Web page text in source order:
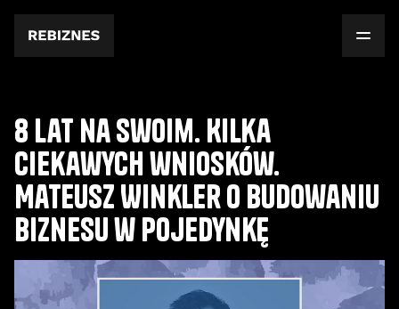
8 lat na swoim. Kilka
ciekawych wniosków.
Mateusz Winkler o budowaniu
biznesu w pojedynkę